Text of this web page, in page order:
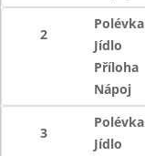
2
Polévka
Jídlo
Příloha
Nápoj
3
Polévka
Jídlo